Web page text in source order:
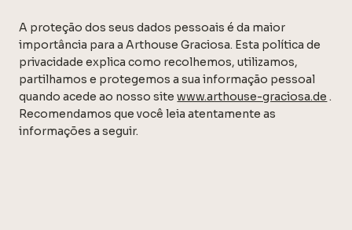
A proteção dos seus dados pessoais é da maior
importância para a Arthouse Graciosa. Esta política de
privacidade explica como recolhemos, utilizamos,
partilhamos e protegemos a sua informação pessoal
quando acede ao nosso sitewww.arthouse-graciosa.de .
Recomendamos que você leia atentamente as
informações a seguir.